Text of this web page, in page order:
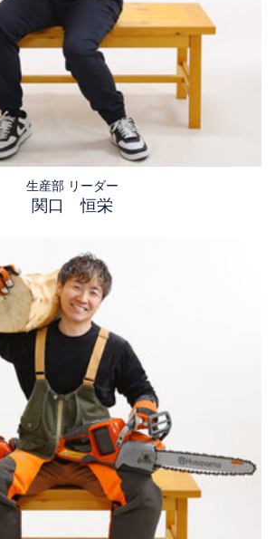
生産部 リーダー
関口 恒栄